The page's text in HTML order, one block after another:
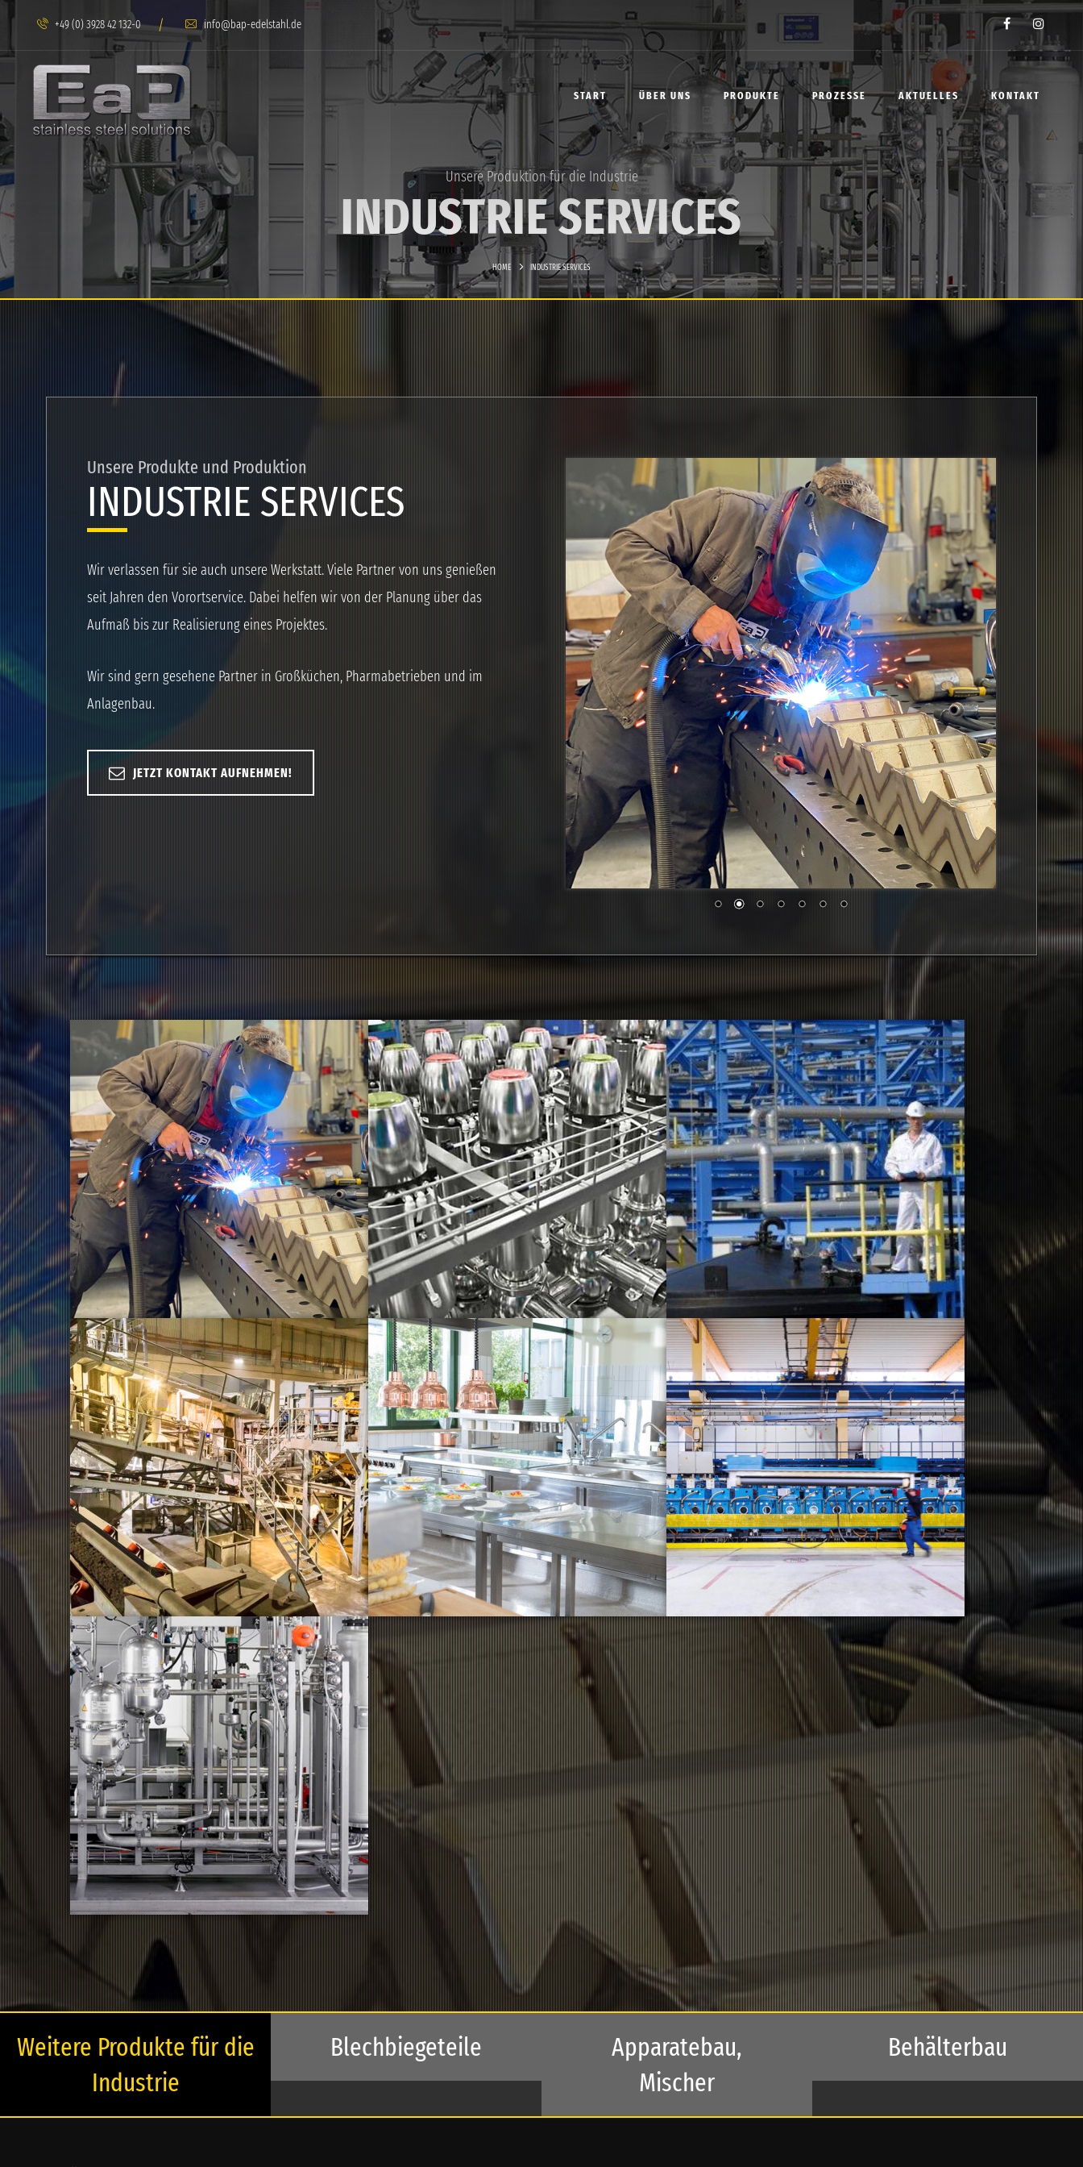
+49 (0) 3928 42 132-0 / info@bap-edelstahl.de
START ÜBER UNS PRODUKTE PROZESSE AKTUELLES KONTAKT
Unsere Produktion für die Industrie
INDUSTRIE SERVICES
HOME INDUSTRIE SERVICES
Unsere Produkte und Produktion
INDUSTRIE SERVICES
Wir verlassen für sie auch unsere Werkstatt. Viele Partner von uns genießen
seit Jahren den Vorortservice. Dabei helfen wir von der Planung über das
Aufmaß bis zur Realisierung eines Projektes.
Wir sind gern gesehene Partner in Großküchen, Pharmabetrieben und im
Anlagenbau.
JETZT KONTAKT AUFNEHMEN!
Weitere Produkte für die
Industrie
Blechbiegeteile
Apparatebau,
Mischer
Behälterbau